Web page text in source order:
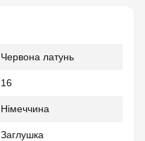
Червона латунь
16
Німеччина
Заглушка